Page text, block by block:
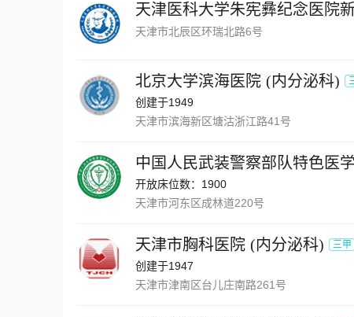
天津医科大学朱宪彝纪念医院
天津市北辰区环瑞北路6号
北京大学滨海医院 (内分泌科)
创建于1949
天津市滨海新区塘沽浙江路41号
中国人民武装警察部队特色医
开放床位数：1900
天津市河东区成林道220号
天津市胸科医院 (内分泌科) 三甲
创建于1947
天津市津南区台儿庄南路261号